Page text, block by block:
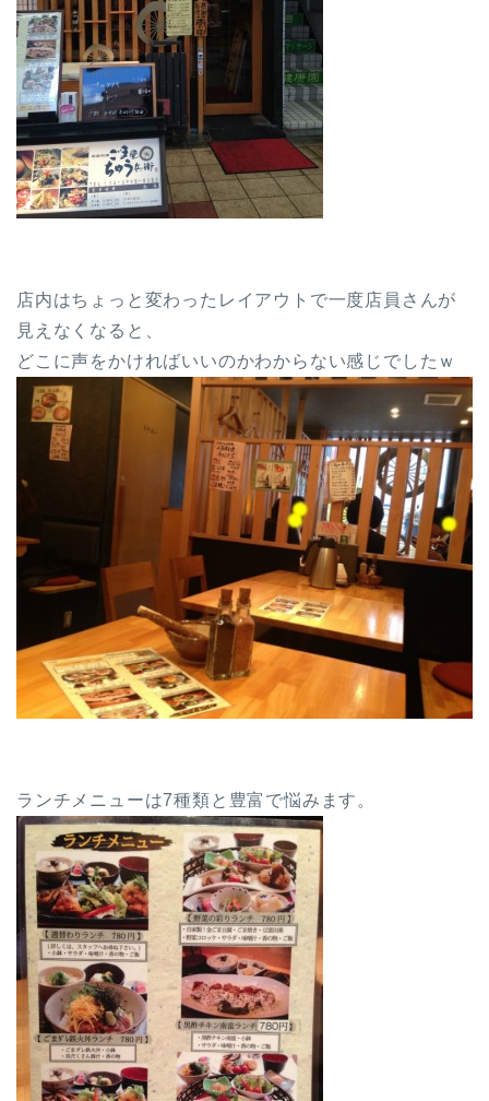
店内はちょっと変わったレイアウトで一度店員さんが
見えなくなると、
どこに声をかければいいのかわからない感じでしたｗ
ランチメニューは7種類と豊富で悩みます。